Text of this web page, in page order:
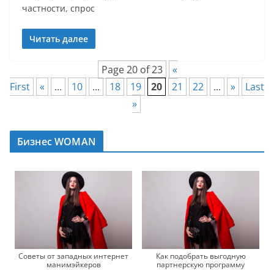
частности, спрос
Читать далее
Page 20 of 23
«
First
« ... 10 ... 18 19 20 21 22 ... »
Last
»
Бизнес WOMAN
Советы от западных интернет
манимэйкеров
Как подобрать выгодную
партнерскую программу